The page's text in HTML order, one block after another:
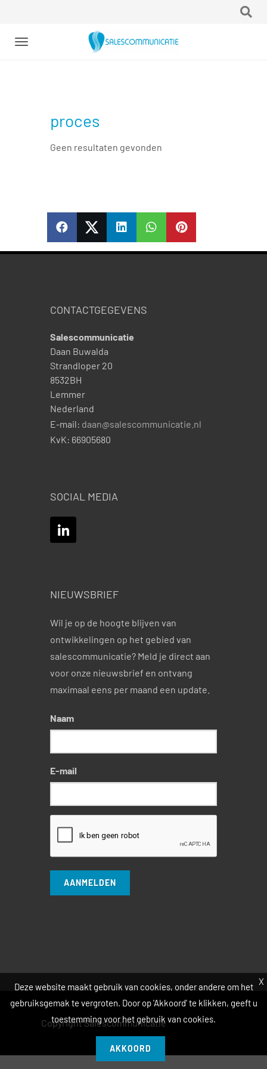
Toggle
proces
Geen resultaten gevonden
SHARE SHARE SHARE PIN
CONTACTGEGEVENS
Salescommunicatie
Daan Buwalda
Strandloper 20
8532BH
Lemmer
Nederland
E-mail: daan@salescommunicatie.nl
KvK: 66905680
SOCIAL MEDIA
NIEUWSBRIEF
Wil je op de hoogte blijven van
ontwikkelingen op het gebied van
salescommunicatie? Meld je direct aan
voor onze nieuwsbrief en ontvang
maximaal eens per maand een update.
Naam
E-mail
AANMELDEN
Copyright Salescommunicatie
Deze website maakt gebruik van cookies, onder andere om het
gebruiksgemak te vergroten. Door op 'Akkoord' te klikken, geeft u
toestemming voor het gebruik van cookies.
AKKOORD
X